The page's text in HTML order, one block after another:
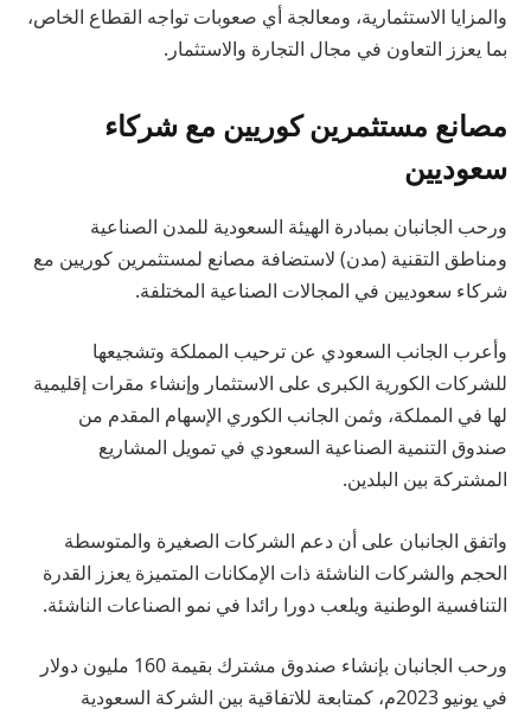
والمزايا الاستثمارية، ومعالجة أي صعوبات تواجه القطاع الخاص،
بما يعزز التعاون في مجال التجارة والاستثمار.
مصانع مستثمرين كوريين مع شركاء
سعوديين
ورحب الجانبان بمبادرة الهيئة السعودية للمدن الصناعية
ومناطق التقنية (مدن) لاستضافة مصانع لمستثمرين كوريين مع
شركاء سعوديين في المجالات الصناعية المختلفة.
وأعرب الجانب السعودي عن ترحيب المملكة وتشجيعها
للشركات الكورية الكبرى على الاستثمار وإنشاء مقرات إقليمية
لها في المملكة، وثمن الجانب الكوري الإسهام المقدم من
صندوق التنمية الصناعية السعودي في تمويل المشاريع
المشتركة بين البلدين.
واتفق الجانبان على أن دعم الشركات الصغيرة والمتوسطة
الحجم والشركات الناشئة ذات الإمكانات المتميزة يعزز القدرة
التنافسية الوطنية ويلعب دورا رائدا في نمو الصناعات الناشئة.
ورحب الجانبان بإنشاء صندوق مشترك بقيمة 160 مليون دولار
في يونيو 2023م، كمتابعة للاتفاقية بين الشركة السعودية